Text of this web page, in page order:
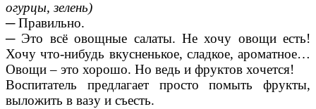
огурцы, зелень)
─ Правильно.
─ Это всё овощные салаты. Не хочу овощи есть!
Хочу что-нибудь вкусненькое, сладкое, ароматное…
Овощи – это хорошо. Но ведь и фруктов хочется!
Воспитатель предлагает просто помыть фрукты,
выложить в вазу и съесть.